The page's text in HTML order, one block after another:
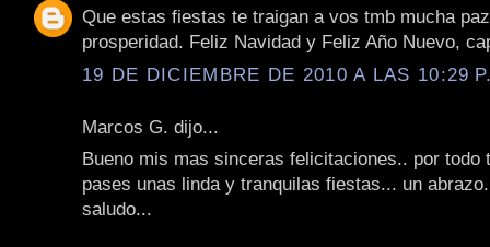
Que estas fiestas te traigan a vos tmb mucha
prosperidad. Feliz Navidad y Feliz Año Nuevo,
19 DE DICIEMBRE DE 2010 A LAS 10:29
Marcos G. dijo...
Bueno mis mas sinceras felicitaciones.. por todo
pases unas linda y tranquilas fiestas... un
saludo...